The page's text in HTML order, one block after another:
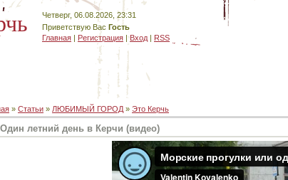
Четверг, 06.08.2026, 23:31
Приветствую Вас Гость
Главная | Регистрация |Вход | RSS
» Статьи » ЛЮБИМЫЙ ГОРОД » Это Керчь
Один летний день в Керчи (видео)